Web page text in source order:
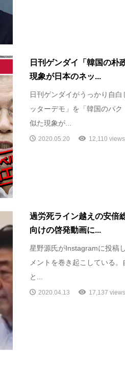
日刊ゲンダイ「韓国の朴
現象が日本のネッ...
日刊ゲンダイがうっかり自
ッターデモ」を「韓国のパ
似た現象が...
2020.05.20 12,110 views
過労死ライン越えの安倍
向けの啓発動画に...
星野源氏がInstagramに投稿
メントを巻き起こしている
と...
2020.04.13 17,137 views